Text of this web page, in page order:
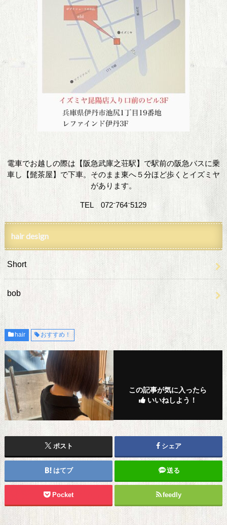
電車でお越しの際は【阪急武庫之荘駅】で駅前の阪急バスに乗
車し【髭茶屋】で下車。そのまま東へ５分ほど歩くとイズミヤ
があります。
TEL 072⁻764⁻5129
hair design
Short
bob
hair おすすめ！
この記事が気に入ったら
いいねしよう！
ポスト シェア
はてブ 送る
Pocket feedly